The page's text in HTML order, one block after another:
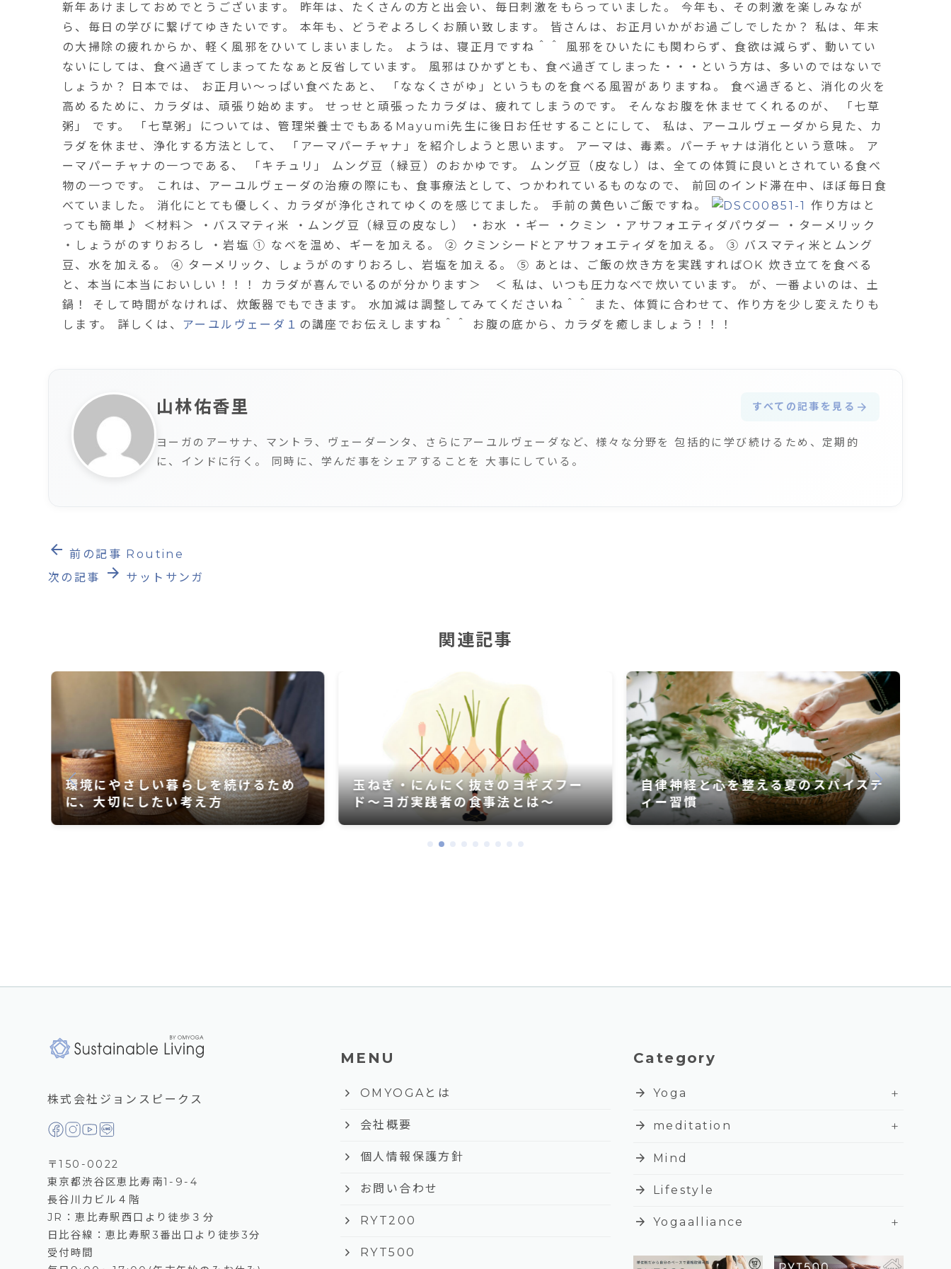
新年あけましておめでとうございます。 昨年は、たくさんの方と出会い、毎日刺激をもらっていました。 今年も、その刺激を楽しみなが
ら、毎日の学びに繋げてゆきたいです。 本年も、どうぞよろしくお願い致します。 皆さんは、お正月いかがお過ごしでしたか？ 私は、年末
の大掃除の疲れからか、軽く風邪をひいてしまいました。 ようは、寝正月ですね＾＾ 風邪をひいたにも関わらず、食欲は減らず、動いてい
ないにしては、食べ過ぎてしまってたなぁと反省しています。 風邪はひかずとも、食べ過ぎてしまった・・・という方は、多いのではないで
しょうか？ 日本では、 お正月い～っぱい食べたあと、 「ななくさがゆ」というものを食べる風習がありますね。 食べ過ぎると、消化の火を
高めるために、カラダは、頑張り始めます。 せっせと頑張ったカラダは、疲れてしまうのです。 そんなお腹を休ませてくれるのが、 「七草
粥」 です。 「七草粥」については、管理栄養士でもあるMayumi先生に後日お任せすることにして、 私は、アーユルヴェーダから見た、カ
ラダを休ませ、浄化する方法として、 「アーマパーチャナ」を紹介しようと思います。 アーマは、毒素。パーチャナは消化という意味。 ア
ーマパーチャナの一つである、 「キチュリ」 ムング豆（緑豆）のおかゆです。 ムング豆（皮なし）は、全ての体質に良いとされている食べ
物の一つです。 これは、アーユルヴェーダの治療の際にも、食事療法として、つかわれているものなので、 前回のインド滞在中、ほぼ毎日食
べていました。 消化にとても優しく、カラダが浄化されてゆくのを感じてました。 手前の黄色いご飯ですね。
作り方はと
っても簡単♪ ＜材料＞ ・バスマティ米 ・ムング豆（緑豆の皮なし） ・お水 ・ギー ・クミン ・アサフォエティダパウダー ・ターメリック
・しょうがのすりおろし ・岩塩 ① なべを温め、ギーを加える。 ② クミンシードとアサフォエティダを加える。 ③ バスマティ米とムング
豆、水を加える。 ④ ターメリック、しょうがのすりおろし、岩塩を加える。 ⑤ あとは、ご飯の炊き方を実践すればOK 炊き立てを食べる
と、本当に本当においしい！！！ カラダが喜んでいるのが分かります＞ ＜ 私は、いつも圧力なべで炊いています。 が、一番よいのは、土
鍋！ そして時間がなければ、炊飯器でもできます。 水加減は調整してみてくださいね＾＾ また、体質に合わせて、作り方を少し変えたりも
します。 詳しくは、 アーユルヴェーダ１ の講座でお伝えしますね＾＾ お腹の底から、カラダを癒しましょう！！！
山林佑香里 すべての記事を見る arrow_forward
ヨーガのアーサナ、マントラ、ヴェーダーンタ、さらにアーユルヴェーダなど、様々な分野を 包括的に学び続けるため、定期的
に、インドに行く。 同時に、学んだ事をシェアすることを 大事にしている。
arrow_back 前の記事 Routine
次の記事
arrow_forward サットサンガ
関連記事
玉ねぎ・にんにく抜きのヨギズフー
ド〜ヨガ実践者の食事法とは〜
自律神経と心を整える夏のスパイステ
ィー習慣
ジェンダーとは‐格差を埋める気づ
きのヒント‐
株式会社ジョンスピークス
〒150-0022
東京都渋谷区恵比寿南1-9-4
長谷川力ビル４階
JR：恵比寿駅西口より徒歩３分
日比谷線：恵比寿駅3番出口より徒歩3分
受付時間
MENU
keyboard_arrow_right OMYOGAとは
keyboard_arrow_right 会社概要
keyboard_arrow_right 個人情報保護方針
keyboard_arrow_right お問い合わせ
keyboard_arrow_right RYT200
keyboard_arrow_right RYT500
Category
arrow_forward Yoga
+
arrow_forward
meditation
+
arrow_forward
Mind
arrow_forward Lifestyle
arrow_forward Yogaalliance +